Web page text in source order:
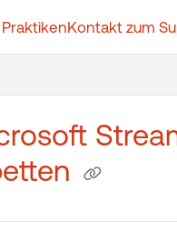
Kontakt zum